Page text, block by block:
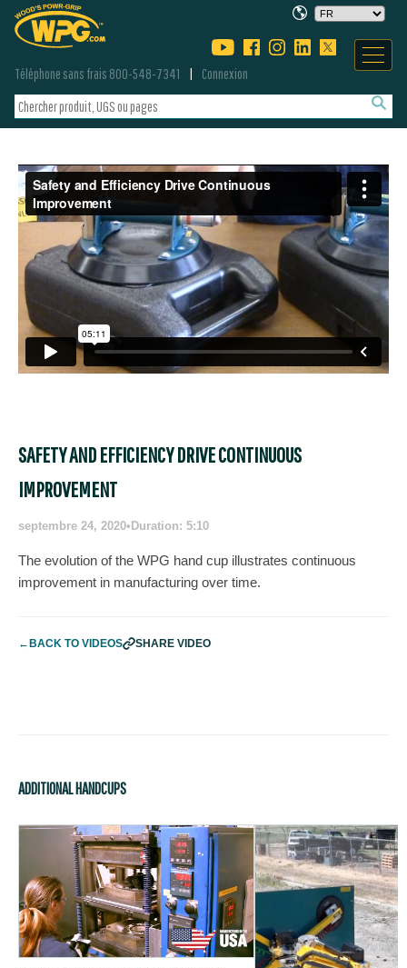
Téléphone sans frais 800-548-7341 Connexion
SAFETY AND EFFICIENCY DRIVE CONTINUOUS
IMPROVEMENT
septembre 24, 2020•Duration: 5:10
The evolution of the WPG hand cup illustrates continuous
improvement in manufacturing over time.
←BACK TO VIDEOS SHARE VIDEO
ADDITIONAL HANDCUPS